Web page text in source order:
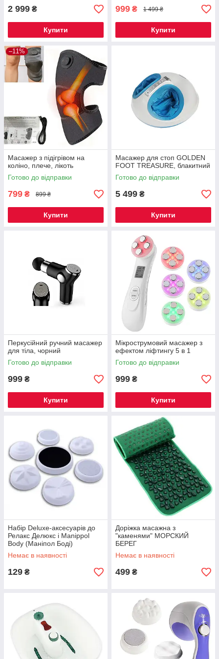
2 999 ₴
Купити
999 ₴ 1 499 ₴
Купити
–11%
Масажер з підігрівом на
коліно, плече, лікоть
Готово до відправки
799 ₴ 899 ₴
Купити
Масажер для стоп GOLDEN
FOOT TREASURE, блакитний
Готово до відправки
5 499 ₴
Купити
Перкусійний ручний масажер
для тіла, чорний
Готово до відправки
999 ₴
Купити
Мікрострумовий масажер з
ефектом ліфтингу 5 в 1
Готово до відправки
999 ₴
Купити
Набір Deluxe-аксесуарів до
Релакс Делюкс і Manippol
Body (Маніпол Боді)
Немає в наявності
129 ₴
Доріжка масажна з
"каменями" МОРСКИЙ
БЕРЕГ
Немає в наявності
499 ₴